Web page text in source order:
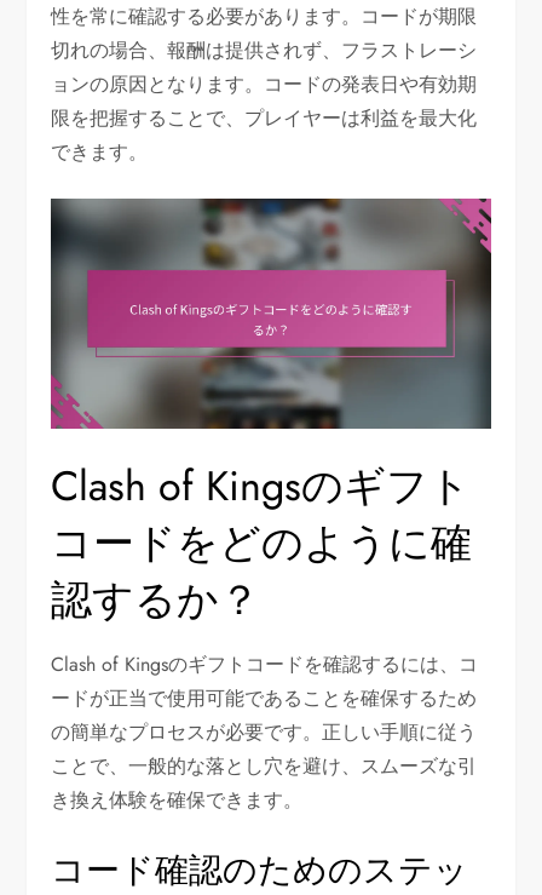
性を常に確認する必要があります。コードが期限
切れの場合、報酬は提供されず、フラストレーシ
ョンの原因となります。コードの発表日や有効期
限を把握することで、プレイヤーは利益を最大化
できます。
Clash of Kingsのギフト
コードをどのように確
認するか？
Clash of Kingsのギフトコードを確認するには、コ
ードが正当で使用可能であることを確保するため
の簡単なプロセスが必要です。正しい手順に従う
ことで、一般的な落とし穴を避け、スムーズな引
き換え体験を確保できます。
コード確認のためのステッ